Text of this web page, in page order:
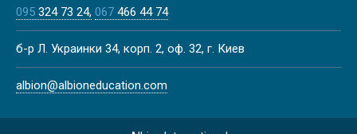
Скидка
КОЛЛЕДЖ D’OVERBROECK’S
COLLEGE | ОКСФОРД, АНГЛИЯ
095 324 73 24 067 466 44 74
б-р Л. Украинки 34, корп. 2, оф. 32, г. Киев
albion@albioneducation.com